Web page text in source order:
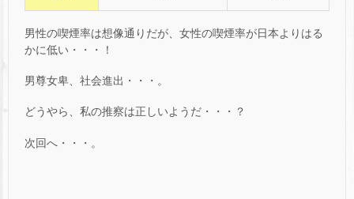
男性の喫煙率は想像通りだが、女性の喫煙率が日本よりはる
かに低い・・・！
男尊女卑、社会進出・・・。
どうやら、私の推察は正しいようだ・・・？
次回へ・・・。